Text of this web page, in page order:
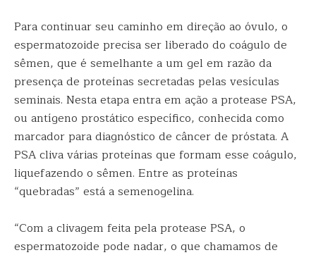
Para continuar seu caminho em direção ao óvulo, o
espermatozoide precisa ser liberado do coágulo de
sêmen, que é semelhante a um gel em razão da
presença de proteínas secretadas pelas vesículas
seminais. Nesta etapa entra em ação a protease PSA,
ou antígeno prostático específico, conhecida como
marcador para diagnóstico de câncer de próstata. A
PSA cliva várias proteínas que formam esse coágulo,
liquefazendo o sêmen. Entre as proteínas
“quebradas” está a semenogelina.
“Com a clivagem feita pela protease PSA, o
espermatozoide pode nadar, o que chamamos de